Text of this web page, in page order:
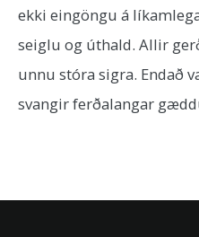
ekki eingöngu á
seiglu og úthald. Allir
unnu stóra sigra. Endað
svangir ferðalangar